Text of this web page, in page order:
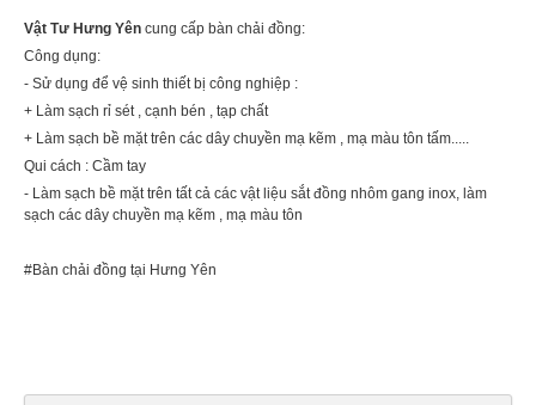
Vật Tư Hưng Yên cung cấp bàn chải đồng:
Công dụng:
- Sử dụng để vệ sinh thiết bị công nghiệp :
+ Làm sạch rỉ sét , cạnh bén , tạp chất
+ Làm sạch bề mặt trên các dây chuyền mạ kẽm , mạ màu tôn tấm.....
Qui cách : Cầm tay
- Làm sạch bề mặt trên tất cả các vật liệu sắt đồng nhôm gang inox, làm
sạch các dây chuyền mạ kẽm , mạ màu tôn
#Bàn chải đồng tại Hưng Yên